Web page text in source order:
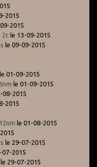
2015
2015
2c le 13-09-2015
le 09-09-2015
le 01-09-2015
le 01-09-2015
08-2015
2015
le 01-08-2015
le 29-07-2015
07-2015
le 29-07-2015